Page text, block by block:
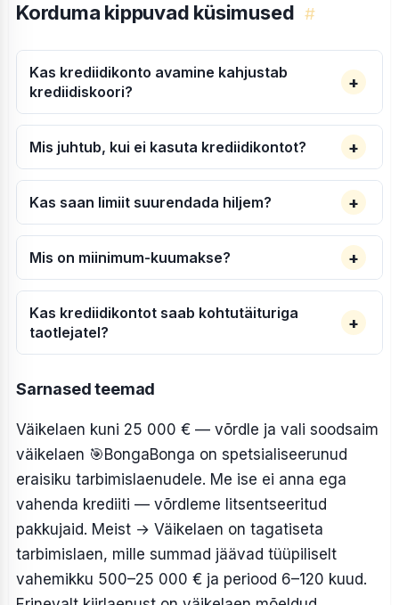
Korduma kippuvad küsimused #
Kas krediidikonto avamine kahjustab
krediidiskoori?
Mis juhtub, kui ei kasuta krediidikontot?
Kas saan limiit suurendada hiljem?
Mis on miinimum-kuumakse?
Kas krediidikontot saab kohtutäituriga
taotlejatel?
Sarnased teemad
Väikelaen kuni 25 000 € — võrdle ja vali soodsaim
väikelaen 🎯BongaBonga on spetsialiseerunud
eraisiku tarbimislaenudele. Me ise ei anna ega
vahenda krediiti — võrdleme litsentseeritud
pakkujaid. Meist → Väikelaen on tagatiseta
tarbimislaen, mille summad jäävad tüüpiliselt
vahemikku 500–25 000 € ja periood 6–120 kuud.